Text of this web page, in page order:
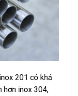
201 có khả
hơn inox 304,